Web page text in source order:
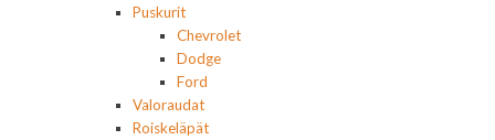
Puskurit
Chevrolet
Dodge
Ford
Valoraudat
Roiskeläpät